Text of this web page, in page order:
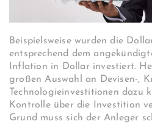
Beispielsweise wurden die
entsprechend dem
Inflation in Dollar investiert.
großen Auswahl an Devisen-,
Technologieinvestitionen dazu
Kontrolle über die Investition
Grund muss sich der Anleger